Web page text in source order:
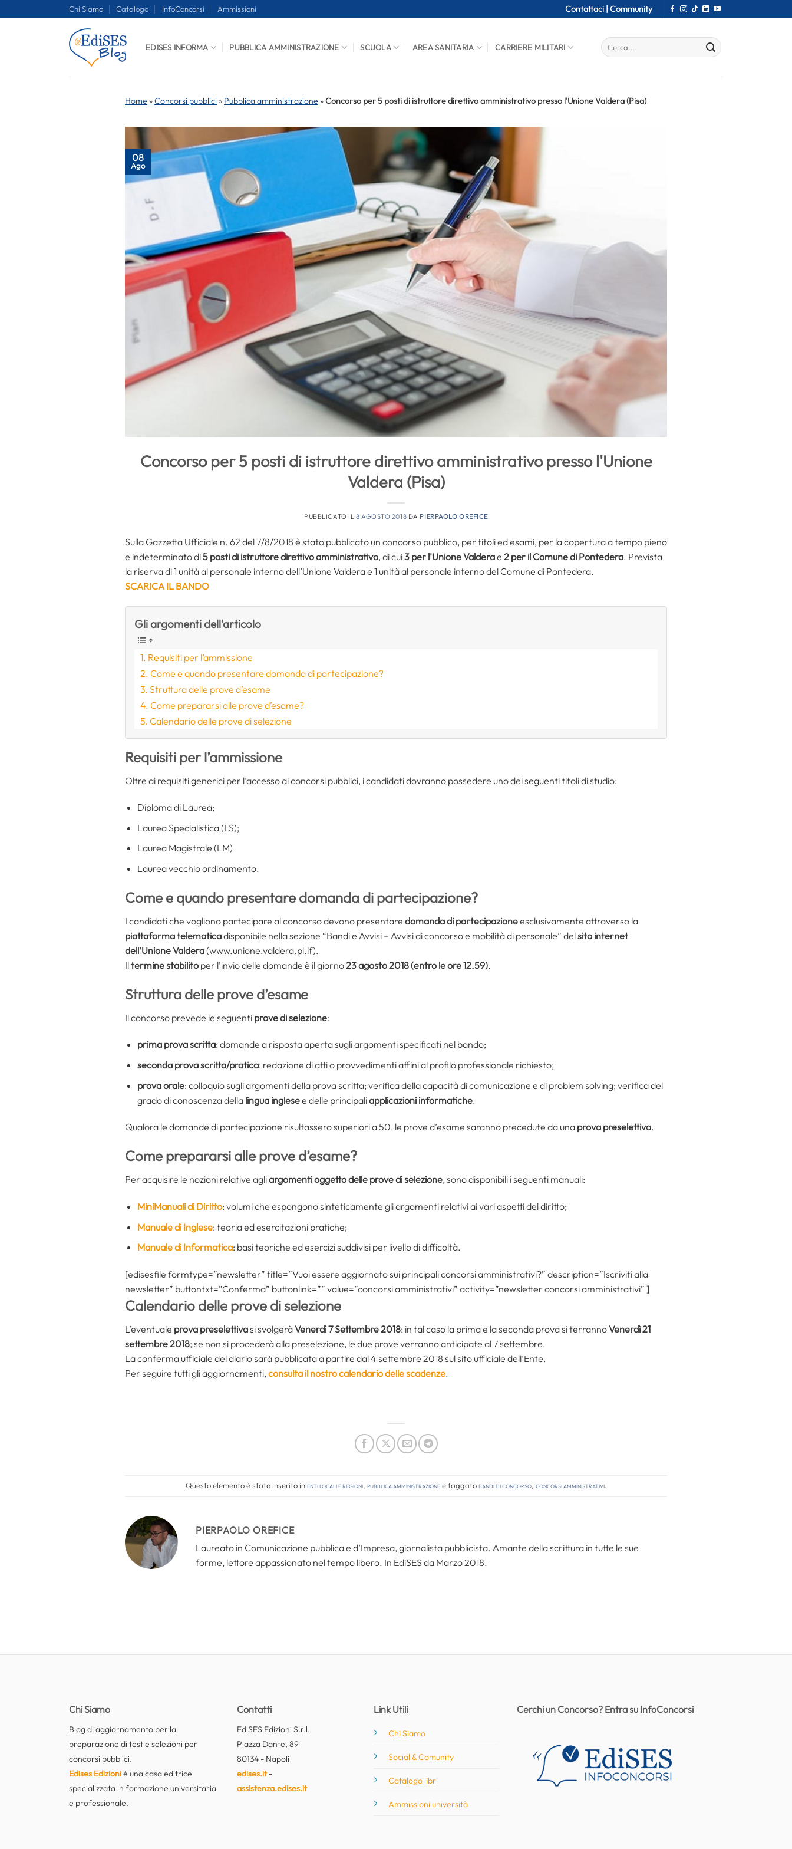
Chi Siamo Catalogo InfoConcorsi Ammissioni Contattaci | Community
EDISES INFORMA PUBBLICA AMMINISTRAZIONE SCUOLA AREA SANITARIA CARRIERE MILITARI
Home »Concorsi pubblici » Pubblica amministrazione »Concorso per 5 posti di istruttore direttivo amministrativo presso l'Unione Valdera (Pisa)
08
Ago
Concorso per 5 posti di istruttore direttivo amministrativo presso l'Unione
Valdera (Pisa)
PUBBLICATO IL 8 AGOSTO 2018 DA PIERPAOLO OREFICE
Sulla Gazzetta Ufficiale n. 62 del 7/8/2018 è stato pubblicato un concorso pubblico, per titoli ed esami, per la copertura a tempo pieno
e indeterminato di5 posti di istruttore direttivo amministrativo, di cui3 per l’Unione Valderae 2 per il Comune di Pontedera. Prevista
la riserva di 1 unità al personale interno dell’Unione Valdera e 1 unità al personale interno del Comune di Pontedera.
SCARICA IL BANDO
Gli argomenti dell'articolo
Requisiti per l’ammissione
Come e quando presentare domanda di partecipazione?
Struttura delle prove d’esame
Come prepararsi alle prove d’esame?
Calendario delle prove di selezione
Requisiti per l’ammissione
Oltre ai requisiti generici per l’accesso ai concorsi pubblici, i candidati dovranno possedere uno dei seguenti titoli di studio:
Diploma di Laurea;
Laurea Specialistica (LS);
Laurea Magistrale (LM)
Laurea vecchio ordinamento.
Come e quando presentare domanda di partecipazione?
I candidati che vogliono partecipare al concorso devono presentare domanda di partecipazioneesclusivamente attraverso la
piattaforma telematicadisponibile nella sezione “Bandi e Avvisi – Avvisi di concorso e mobilità di personale” delsito internet
dell’Unione Valdera(www.unione.valdera.pi.if).
Iltermine stabilito per l’invio delle domande è il giorno23 agosto 2018 (entro le ore 12.59).
Struttura delle prove d’esame
Il concorso prevede le seguenti prove di selezione:
prima prova scritta: domande a risposta aperta sugli argomenti specificati nel bando;
seconda prova scritta/pratica: redazione di atti o provvedimenti affini al profilo professionale richiesto;
prova orale: colloquio sugli argomenti della prova scritta; verifica della capacità di comunicazione e di problem solving; verifica del
grado di conoscenza della lingua inglesee delle principaliapplicazioni informatiche.
Qualora le domande di partecipazione risultassero superiori a 50, le prove d’esame saranno precedute da una prova preselettiva.
Come prepararsi alle prove d’esame?
Per acquisire le nozioni relative agliargomenti oggetto delle prove di selezione, sono disponibili i seguenti manuali:
MiniManuali di Diritto: volumi che espongono sinteticamente gli argomenti relativi ai vari aspetti del diritto;
Manuale di Inglese: teoria ed esercitazioni pratiche;
Manuale di Informatica: basi teoriche ed esercizi suddivisi per livello di difficoltà.
[edisesfile formtype=”newsletter” title=”Vuoi essere aggiornato sui principali concorsi amministrativi?” description=”Iscriviti alla
newsletter” buttontxt=”Conferma” buttonlink=”” value=”concorsi amministrativi” activity=”newsletter concorsi amministrativi” ]
Calendario delle prove di selezione
L’eventuale prova preselettivasi svolgeràVenerdì 7 Settembre 2018: in tal caso la prima e la seconda prova si terrannoVenerdì 21
settembre 2018; se non si procederà alla preselezione, le due prove verranno anticipate al 7 settembre.
La conferma ufficiale del diario sarà pubblicata a partire dal 4 settembre 2018 sul sito ufficiale dell’Ente.
Per seguire tutti gli aggiornamenti,consulta il nostro calendario delle scadenze.
Questo elemento è stato inserito inEnti locali e regioni, Pubblica amministrazionee taggatobandi di concorso, concorsi amministrativi.
PIERPAOLO OREFICE
Laureato in Comunicazione pubblica e d’Impresa, giornalista pubblicista. Amante della scrittura in tutte le sue
forme, lettore appassionato nel tempo libero. In EdiSES da Marzo 2018.
Chi Siamo
Blog di aggiornamento per la
preparazione di test e selezioni per
concorsi pubblici.
Edises Edizioniè una casa editrice
specializzata in formazione universitaria
e professionale.
Contatti
EdiSES Edizioni S.r.l.
Piazza Dante, 89
80134 - Napoli
edises.it-
assistenza.edises.it
Link Utili
Chi Siamo
Social & Comunity
Catalogo libri
Ammissioni università
Cerchi un Concorso? Entra su InfoConcorsi